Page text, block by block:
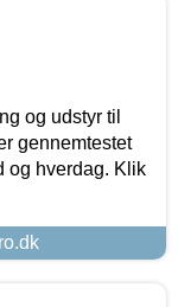
og udstyr til
gennemtestet
og hverdag. Klik